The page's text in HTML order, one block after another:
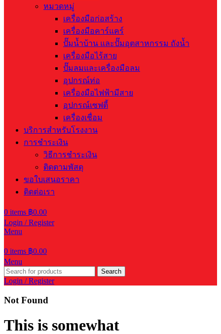
หมวดหมู่
เครื่องมือก่อสร้าง
เครื่องมือคาร์แคร์
ปั๊มน้ำบ้าน และปั๊มอุตสาหกรรม ถังน้ำ
เครื่องมือไร้สาย
ปั๊มลมและเครื่องมือลม
อุปกรณ์ท่อ
เครื่องมือไฟฟ้ามีสาย
อุปกรณ์เซฟตี้
เครื่องเชื่อม
บริการสำหรับโรงงาน
การชำระเงิน
วิธีการชำระเงิน
ติดตามพัสดุ
ขอใบเสนอราคา
ติดต่อเรา
0 items ฿0.00
Login / Register
Menu
0 items ฿0.00
Menu
Search
Login / Register
Not Found
This is somewhat